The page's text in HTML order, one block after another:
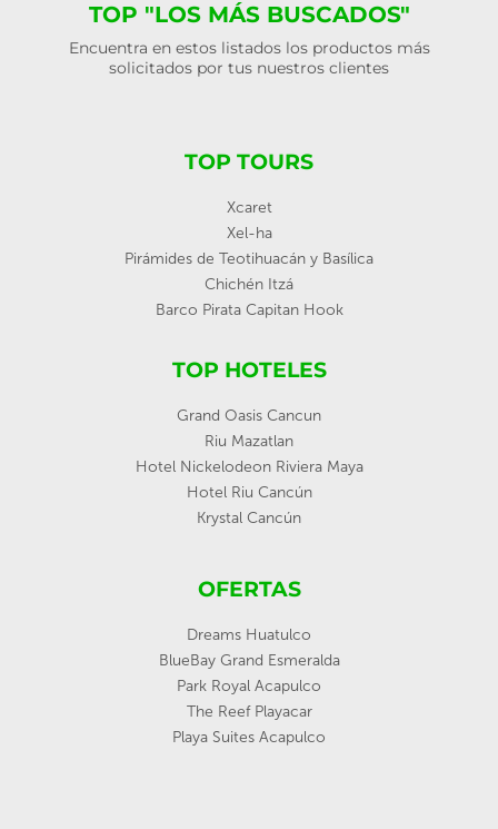
TOP "LOS MÁS BUSCADOS"
Encuentra en estos listados los productos más
solicitados por tus nuestros clientes
TOP TOURS
Xcaret
Xel-ha
Pirámides de Teotihuacán y Basílica
Chichén Itzá
Barco Pirata Capitan Hook
TOP HOTELES
Grand Oasis Cancun
Riu Mazatlan
Hotel Nickelodeon Riviera Maya
Hotel Riu Cancún
Krystal Cancún
OFERTAS
Dreams Huatulco
BlueBay Grand Esmeralda
Park Royal Acapulco
The Reef Playacar
Playa Suites Acapulco